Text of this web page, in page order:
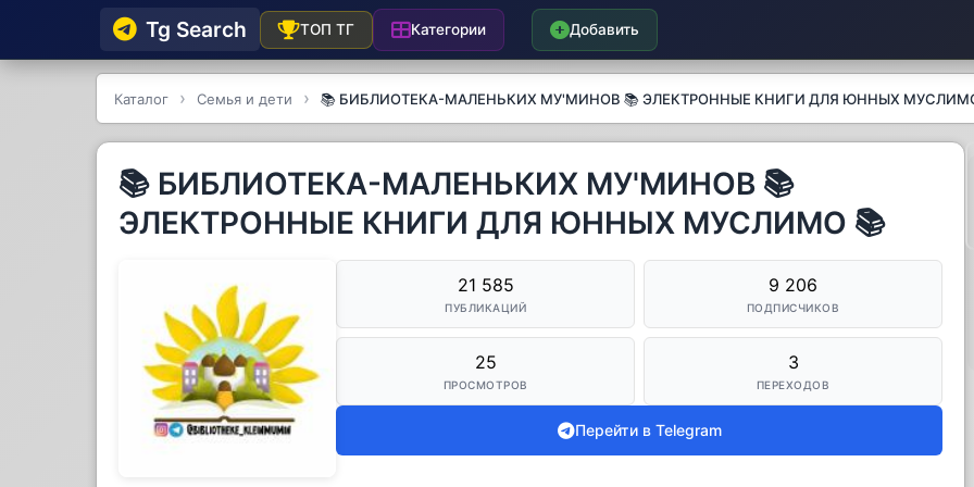
Tg Searсh ТОП ТГ Категории Добавить
Каталог Семья и дети 📚 БИБЛИОТЕКА-МАЛЕНЬКИХ МУ'МИНОВ 📚 ЭЛЕКТРОННЫЕ КНИГИ ДЛЯ ЮННЫХ
📚 БИБЛИОТЕКА-МАЛЕНЬКИХ МУ'МИНОВ 📚
ЭЛЕКТРОННЫЕ КНИГИ ДЛЯ ЮННЫХ МУСЛИМО 📚
21 585
ПУБЛИКАЦИЙ
9 206
ПОДПИСЧИКОВ
25
ПРОСМОТРОВ
3
ПЕРЕХОДОВ
Перейти в Telegram